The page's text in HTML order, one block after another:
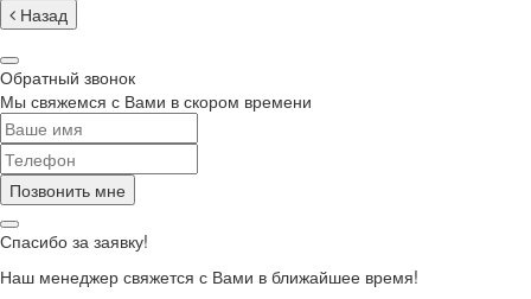
Назад
Обратный звонок
Мы свяжемся с Вами в скором времени
Позвонить мне
Спасибо за заявку!
Наш менеджер свяжется с Вами в ближайшее время!